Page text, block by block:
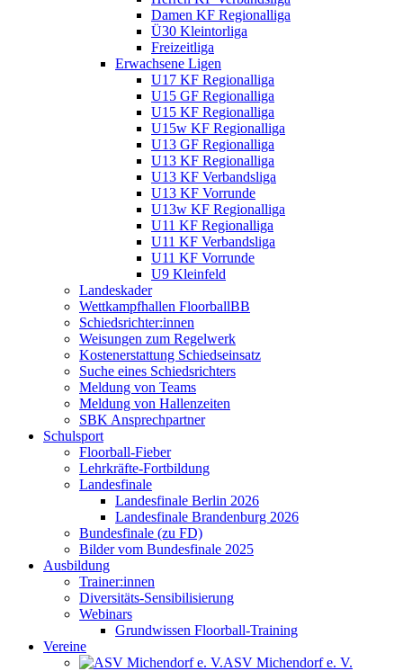
Damen KF Regionalliga
Ü30 Kleintorliga
Freizeitliga
Erwachsene Ligen
U17 KF Regionalliga
U15 GF Regionalliga
U15 KF Regionalliga
U15w KF Regionalliga
U13 GF Regionalliga
U13 KF Regionalliga
U13 KF Verbandsliga
U13 KF Vorrunde
U13w KF Regionalliga
U11 KF Regionalliga
U11 KF Verbandsliga
U11 KF Vorrunde
U9 Kleinfeld
Landeskader
Wettkampfhallen FloorballBB
Schiedsrichter:innen
Weisungen zum Regelwerk
Kostenerstattung Schiedseinsatz
Suche eines Schiedsrichters
Meldung von Teams
Meldung von Hallenzeiten
SBK Ansprechpartner
Schulsport
Floorball-Fieber
Lehrkräfte-Fortbildung
Landesfinale
Landesfinale Berlin 2026
Landesfinale Brandenburg 2026
Bundesfinale (zu FD)
Bilder vom Bundesfinale 2025
Ausbildung
Trainer:innen
Diversitäts-Sensibilisierung
Webinars
Grundwissen Floorball-Training
Vereine
ASV Michendorf e. V.